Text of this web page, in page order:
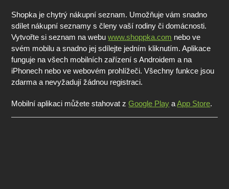
Shopka je chytrý nákupní seznam. Umožňuje vám snadno
sdílet nákupní seznamy s členy vaší rodiny či domácnosti.
Vytvořte si seznam na webuwww.shoppka.com nebo ve
svém mobilu a snadno jej sdílejte jedním kliknutím. Aplikace
funguje na všech mobilních zařízení s Androidem a na
iPhonech nebo ve webovém prohlížeči. Všechny funkce jsou
zdarma a nevyžadují žádnou registraci.
Mobilní aplikaci můžete stahovat zGoogle Play aApp Store.